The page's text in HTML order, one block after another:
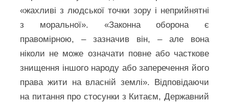
«жахливі з людської точки зору і неприйнятні
з моральної». «Законна оборона є
правомірною, – зазначив він, – але вона
ніколи не може означати повне або часткове
знищення іншого народу або заперечення його
права жити на власній землі». Відповідаючи
на питання про стосунки з Китаєм, Державний